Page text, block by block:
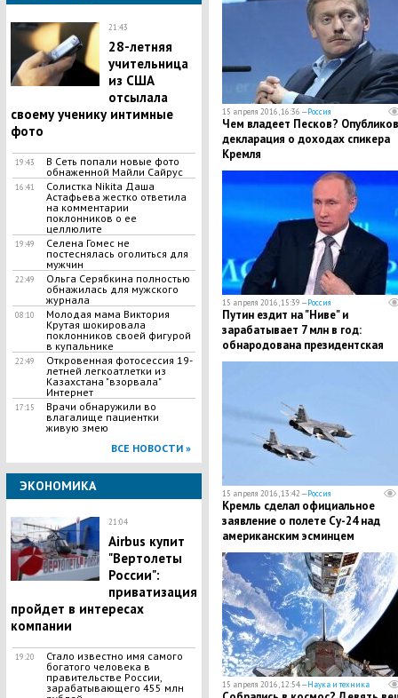
21:43
28-летняя
учительница
из США
отсылала
своему ученику интимные
фото
19:43
В Сеть попали новые фото
обнаженной Майли Сайрус
16:41
Солистка Nikitа Даша
Астафьева жестко ответила
на комментарии
поклонников о ее
целлюлите
19:49
Селена Гомес не
постеснялась оголиться для
мужчин
22:49
Ольга Серябкина полностью
обнажилась для мужского
журнала
08:10
Молодая мама Виктория
Крутая шокировала
поклонников своей фигурой
в купальнике
22:49
Откровенная фотосессия 19-
летней легкоатлетки из
Казахстана "взорвала"
Интернет
17:15
Врачи обнаружили во
влагалище пациентки
живую змею
ВСЕ НОВОСТИ »
ЭКОНОМИКА
21:04
Airbus купит
"Вертолеты
России":
приватизация
пройдет в интересах
компании
19:20
Стало известно имя самого
богатого человека в
правительстве России,
зарабатывающего 455 млн
15 апреля 2016, 16:36 —Россия
Чем владеет Песков?
декларация о доходах спикера
Кремля
15 апреля 2016, 15:39 —Россия
Путин ездит на "Ниве" и
зарабатывает 7 млн в год:
обнародована президентская
декларация о доходах
15 апреля 2016, 13:42 —Россия
Кремль сделал официальное
заявление о полете Су-24 над
американским эсминцем
15 апреля 2016, 12:54 —Наука и техника